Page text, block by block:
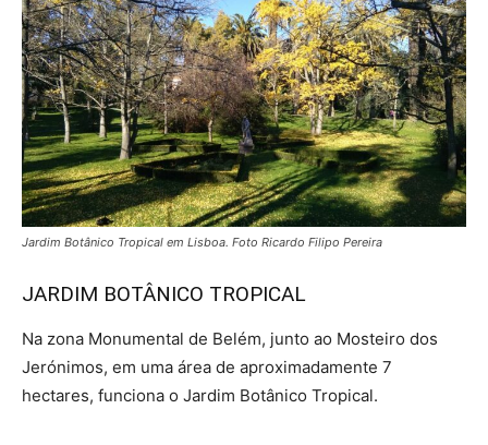
Jardim Botânico Tropical em Lisboa. Foto Ricardo Filipo Pereira
JARDIM BOTÂNICO TROPICAL
Na zona Monumental de Belém, junto ao Mosteiro dos
Jerónimos, em uma área de aproximadamente 7
hectares, funciona o Jardim Botânico Tropical.